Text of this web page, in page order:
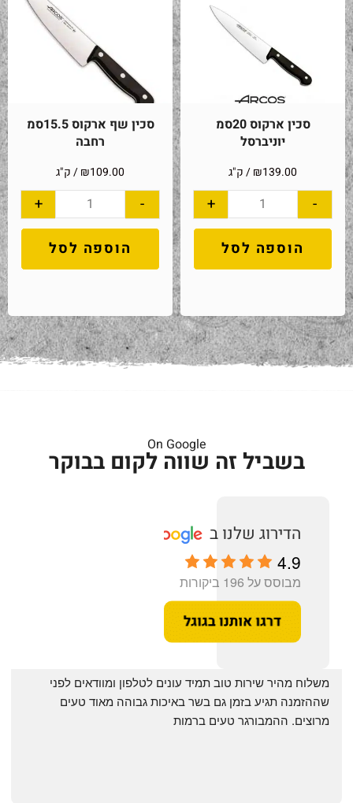
סכין ארקוס 20סמ
יוניברסל
₪139.00 / ק"ג
-
+
הוספה לסל
סכין שף ארקוס 15.5סמ
רחבה
₪109.00 / ק"ג
-
+
הוספה לסל
On Google
בשביל זה שווה לקום בבוקר
4.9
מבוסס על 196 ביקורות
מרוצים. ההמבורגר טעים ברמות